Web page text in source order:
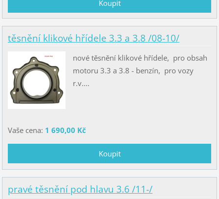
těsnění klikové hřídele 3.3 a 3.8 /08-10/
nové těsnění klikové hřídele, pro obsah
motoru 3.3 a 3.8 - benzín, pro vozy
r.v....
Vaše cena: 1 690,00 Kč
pravé těsnění pod hlavu 3.6 /11-/